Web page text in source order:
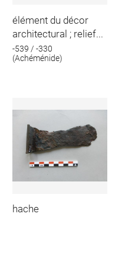
élément du décor
architectural ; relief...
-539 / -330
(Achéménide)
hache